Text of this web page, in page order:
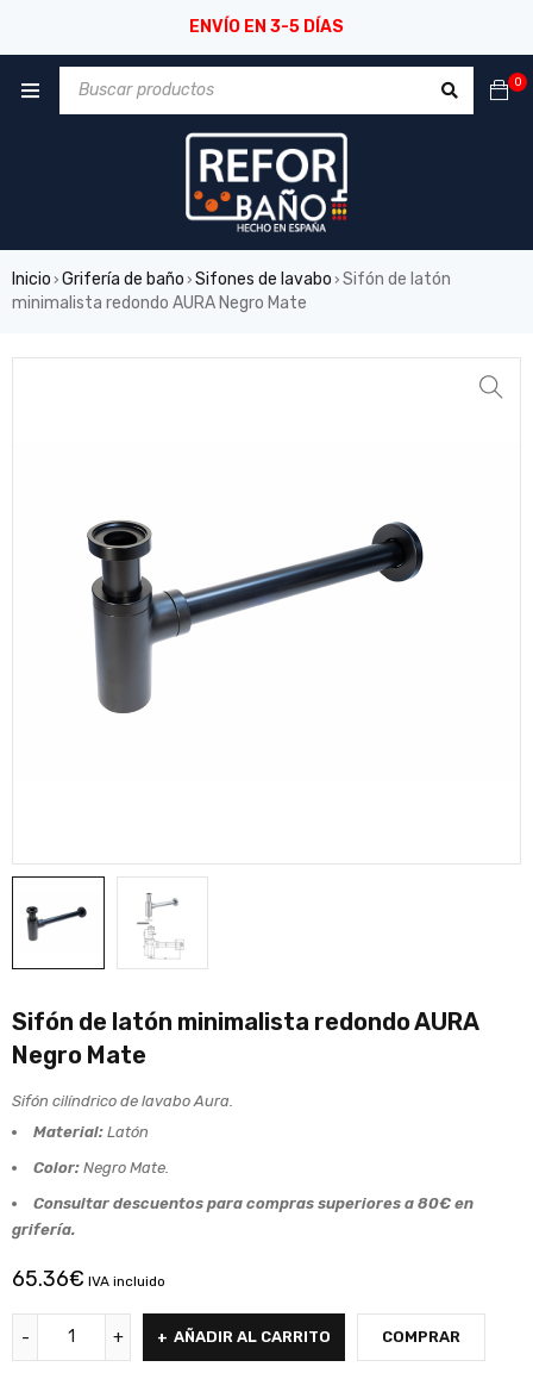
ENVÍO EN 3-5 DÍAS
0
Inicio › Grifería de baño › Sifones de lavabo › Sifón de latón
minimalista redondo AURA Negro Mate
Sifón de latón minimalista redondo AURA
Negro Mate
Sifón cilíndrico de lavabo Aura.
Material: Latón
Color: Negro Mate.
Consultar descuentos para compras superiores a 80€ en
grifería.
65.36€ IVA incluido
AÑADIR AL CARRITO COMPRAR